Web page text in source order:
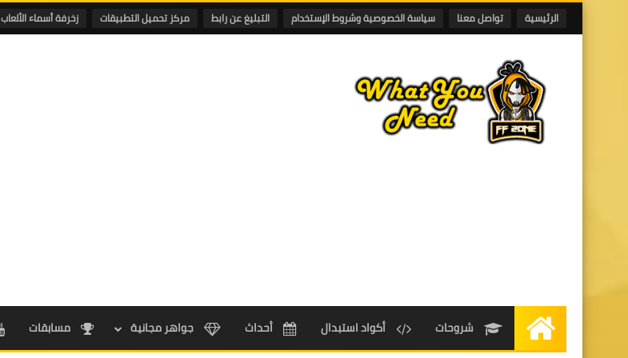
الرئيسية تواصل معنا سياسة الخصوصية وشروط الإستخدام التبليغ عن رابط مركز تحميل التطبيقات زخرفة أسماء الألعاب
الرئيسية شروحات أكواد استبدال أحداث جواهر مجانية مسابقات